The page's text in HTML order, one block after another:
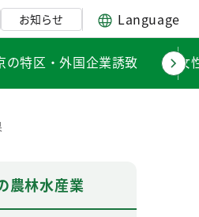
お知らせ Language
の特区・外国企業誘致 女
農林水産業